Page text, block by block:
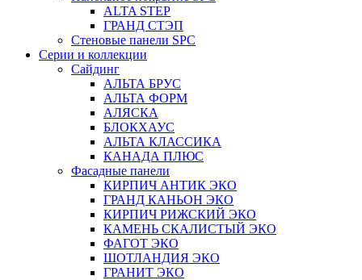
ALTA STEP
ГРАНД СТЭП
Стеновые панели SPC
Серии и коллекции
Сайдинг
АЛЬТА БРУС
АЛЬТА ФОРМ
АЛЯСКА
БЛОКХАУС
АЛЬТА КЛАССИКА
КАНАДА ПЛЮС
Фасадные панели
КИРПИЧ АНТИК ЭКО
ГРАНД КАНЬОН ЭКО
КИРПИЧ РИЖСКИЙ ЭКО
КАМЕНЬ СКАЛИСТЫЙ ЭКО
ФАГОТ ЭКО
ШОТЛАНДИЯ ЭКО
ГРАНИТ ЭКО